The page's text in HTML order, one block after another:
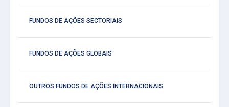
FUNDOS DE AÇÕES SECTORIAIS
FUNDOS DE AÇÕES GLOBAIS
OUTROS FUNDOS DE AÇÕES INTERNACIONAIS